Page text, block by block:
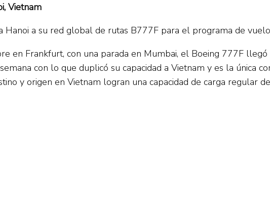
Vietnam
Hanoi a su red global de rutas B777F para el programa de
en Frankfurt, con una parada en Mumbai, el Boeing 777F
con lo que duplicó su capacidad a Vietnam y es la única
y origen en Vietnam logran una capacidad de carga regular